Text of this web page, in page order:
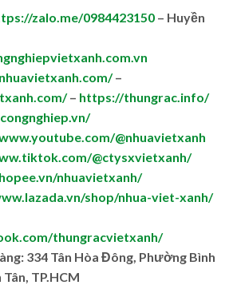
zalo.me/0984423150 – Huyền
–
– https://thungrac.info/
@nhuavietxanh
@ctysxvietxanh/
nhuavietxanh/
shop/nhua-viet-xanh/
thungracvietxanh/
334 Tân Hòa Đông, Phường Bình
TP.HCM